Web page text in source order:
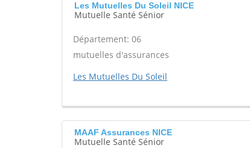
Les Mutuelles Du Soleil NICE
Mutuelle Santé Sénior
Département: 06
mutuelles d'assurances
Les Mutuelles Du Soleil
MAAF Assurances NICE
Mutuelle Santé Sénior